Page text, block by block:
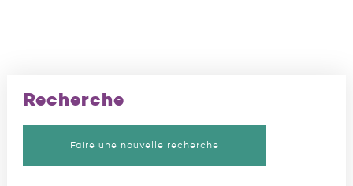
Recherche
Faire une nouvelle recherche